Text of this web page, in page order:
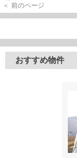
＜ 前のページ
おすすめ物件